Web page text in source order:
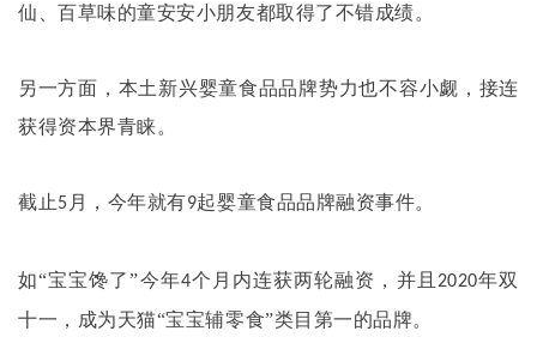
仙、百草味的童安安小朋友都取得了不错成绩。
另一方面，本土新兴婴童食品品牌势力也不容小觑，接连
获得资本界青睐。
截止5 月，今年就有9起婴童食品品牌融资事件。
如“宝宝馋了”今年4个月内连获两轮融资，并且 2020年双
十一，成为天猫“宝宝辅零食”类目第一的品牌。